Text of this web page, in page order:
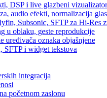
DSP i live glazbeni vizualizator
audio efekti, normalizacija
Subsonic, SFTP za Hi-Res
u oblaku, geste reprodukcije
uređivača oznaka objašnjene
SFTP i widget tekstova
integracija
početnom zaslonu